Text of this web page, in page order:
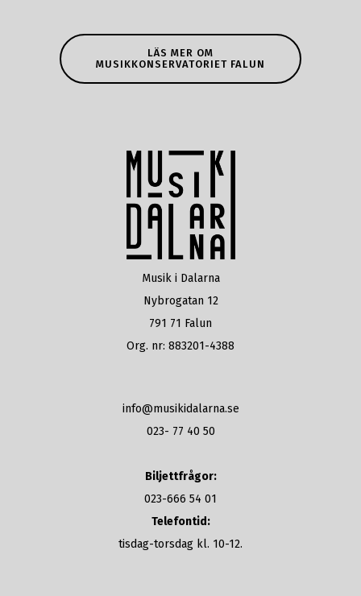
LÄS MER OM
MUSIKKONSERVATORIET FALUN
Musik i Dalarna
Nybrogatan 12
791 71 Falun
Org. nr: 883201-4388
info@musikidalarna.se
023- 77 40 50
Biljettfrågor:
023-666 54 01
Telefontid:
tisdag-torsdag kl. 10-12.